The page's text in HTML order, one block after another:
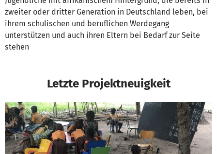
zweiter oder dritter Generation in Deutschland leben, bei
ihrem schulischen und beruflichen Werdegang
unterstützen und auch ihren Eltern bei Bedarf zur Seite
stehen
Letzte Projektneuigkeit